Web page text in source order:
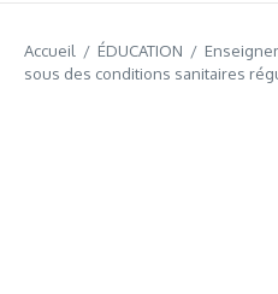
Accueil / ÉDUCATION /
sous des conditions sanitaires